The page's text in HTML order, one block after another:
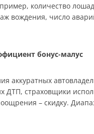
количество
вождения, число
бонус-малус
аккуратных
ДТП, страховщики
– скидку.